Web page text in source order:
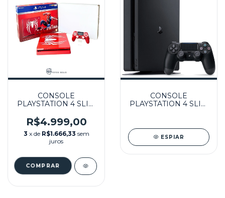
CONSOLE
PLAYSTATION 4 SLIM
SPIDER-MAN
EDITION) NA CAIXA
SEMINOVO - PS4
R$4.999,00
3 x de R$1.666,33 sem
juros
CONSOLE
PLAYSTATION 4 SLIM
ESPIAR